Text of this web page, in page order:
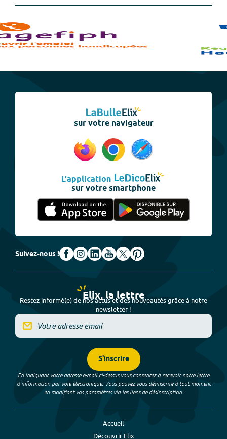
sur votre navigateur
L'application
sur votre smartphone
Suivez-nous !
Elix, la lettre
Restez informé(e) de nos actus et des nouveautés grâce à notre
newsletter !
S'inscrire
En indiquant votre adresse e-mail ci-dessus vous consentez à recevoir notre lettre
d’information par voie électronique. Vous pouvez vous désinscrire à tout moment
en modifiant vos paramètres via les liens de désinscription.
Accueil
Découvrir Elix